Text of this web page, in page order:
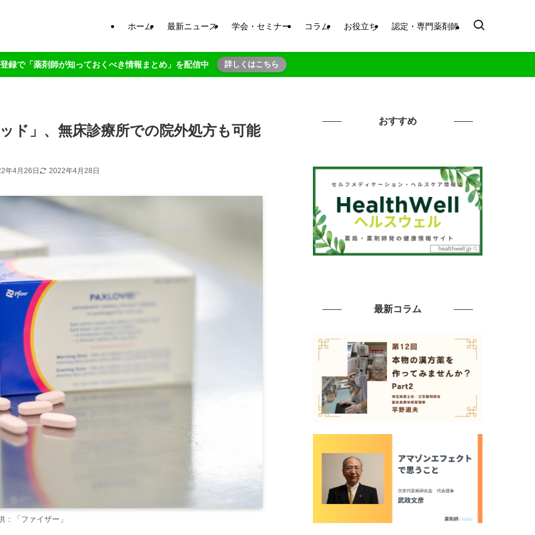
ホーム 最新ニュース 学会・セミナー コラム お役立ち 認定・専門薬剤師
録で「薬剤師が知っておくべき情報まとめ」を配信中 詳しくはこちら
ド」、無床診療所での院外処方も可能
年4月26日 2022年4月28日
：「ファイザー」
おすすめ
最新コラム